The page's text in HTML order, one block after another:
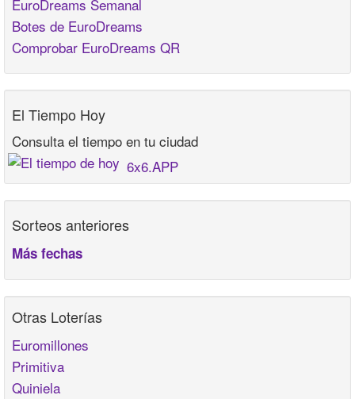
EuroDreams Semanal
Botes de EuroDreams
Comprobar EuroDreams QR
El Tiempo Hoy
Consulta el tiempo en tu ciudad
6x6.APP
Sorteos anteriores
Más fechas
Otras Loterías
Euromillones
Primitiva
Quiniela